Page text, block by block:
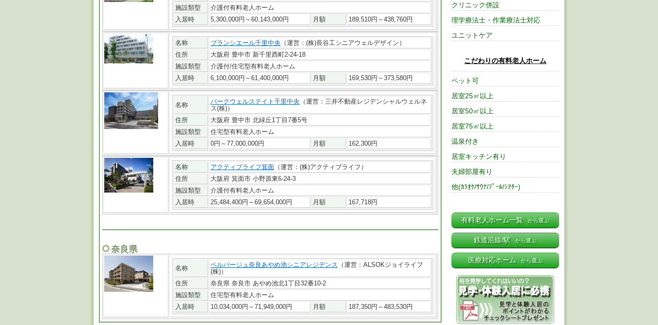
施設類型
介護付有料老人ホーム
入居時
5,300,000円～60,143,000円 月額 189,510円～438,760円
名称 ブランシエール千里中央 （運営：(株)長谷工シニアウェルデザイン）
住所
大阪府 豊中市 新千里西町2-24-18
施設類型
介護付/住宅型有料老人ホーム
入居時
6,100,000円～61,400,000円 月額 169,530円～373,580円
名称 パークウェルステイト千里中央 （運営：三井不動産レジデンシャルウェルネ
ス(株)）
住所
大阪府 豊中市 北緑丘1丁目7番5号
施設類型
住宅型有料老人ホーム
入居時
0円～77,000,000円 月額 162,300円
名称 アクティブライフ箕面 （運営：(株)アクティブライフ）
住所
大阪府 箕面市 小野原東6-24-3
施設類型
介護付有料老人ホーム
入居時
25,484,400円～69,654,000円 月額 167,718円
奈良県
名称 ベルパージュ奈良あやめ池シニアレジデンス
（運営：ALSOKジョイライフ
(株)）
住所
奈良県 奈良市 あやめ池北1丁目32番10-2
施設類型
住宅型有料老人ホーム
入居時
10,034,000円～71,949,000円 月額 187,350円～483,530円
クリニック併設
理学療法士・作業療法士対応
ユニットケア
こだわりの有料老人ホーム
ペット可
居室25㎡以上
居室50㎡以上
居室75㎡以上
温泉付き
居室キッチン有り
夫婦部屋有り
他(ｶﾗｵｹ/ｻｳﾅ/ﾌﾟｰﾙ/ｼｱﾀｰ)
有料老人ホーム一覧 から選ぶ
鉄道沿線/駅 から選ぶ
医療対応ホーム から選ぶ